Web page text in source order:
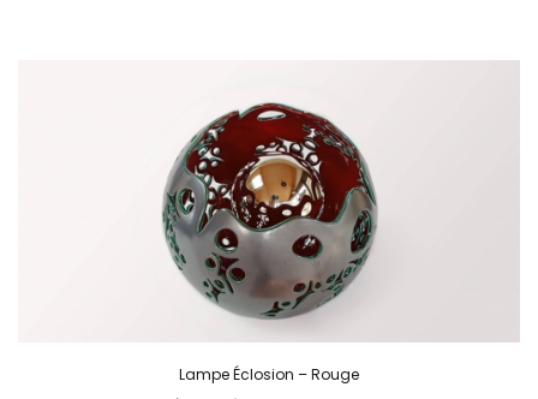
Lampe Éclosion – Rouge